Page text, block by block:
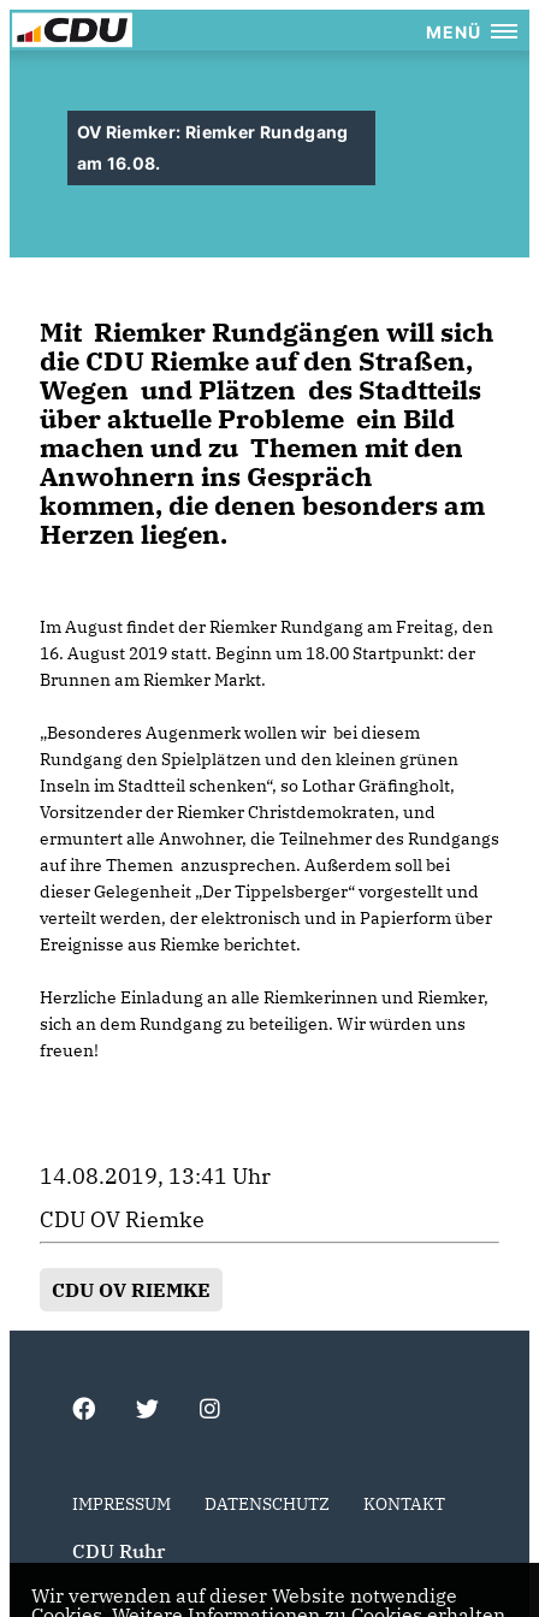
MENÜ
OV Riemker: Riemker Rundgang
am 16.08.
Mit Riemker Rundgängen will sich
die CDU Riemke auf den Straßen,
Wegen und Plätzen des Stadtteils
über aktuelle Probleme ein Bild
machen und zu Themen mit den
Anwohnern ins Gespräch
kommen, die denen besonders am
Herzen liegen.
Im August findet der Riemker Rundgang am Freitag, den
16. August 2019 statt. Beginn um 18.00 Startpunkt: der
Brunnen am Riemker Markt.
Besonderes Augenmerk wollen wir bei diesem
Rundgang den Spielplätzen und den kleinen grünen
Inseln im Stadtteil schenken“, so Lothar Gräfingholt,
Vorsitzender der Riemker Christdemokraten, und
ermuntert alle Anwohner, die Teilnehmer des Rundgangs
auf ihre Themen anzusprechen. Außerdem soll bei
dieser Gelegenheit „Der Tippelsberger“ vorgestellt und
verteilt werden, der elektronisch und in Papierform über
Ereignisse aus Riemke berichtet.
Herzliche Einladung an alle Riemkerinnen und Riemker,
sich an dem Rundgang zu beteiligen. Wir würden uns
freuen!
14.08.2019, 13:41 Uhr
CDU OV Riemke
CDU OV RIEMKE
IMPRESSUM DATENSCHUTZ KONTAKT
CDU Ruhr
CDU NRW
Wir verwenden auf dieser Website notwendige